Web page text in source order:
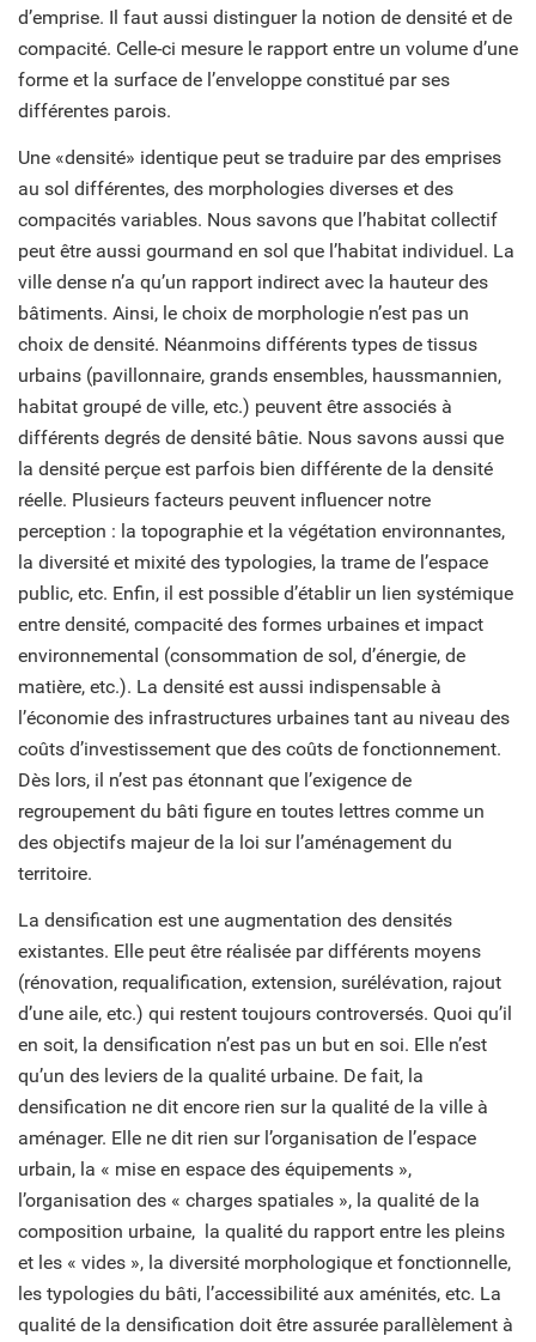
d’emprise. Il faut aussi distinguer la notion de densité et de
compacité. Celle-ci mesure le rapport entre un volume d’une
forme et la surface de l’enveloppe constitué par ses
différentes parois.
Une «densité» identique peut se traduire par des emprises
au sol différentes, des morphologies diverses et des
compacités variables. Nous savons que l’habitat collectif
peut être aussi gourmand en sol que l’habitat individuel. La
ville dense n’a qu’un rapport indirect avec la hauteur des
bâtiments. Ainsi, le choix de morphologie n’est pas un
choix de densité. Néanmoins différents types de tissus
urbains (pavillonnaire, grands ensembles, haussmannien,
habitat groupé de ville, etc.) peuvent être associés à
différents degrés de densité bâtie. Nous savons aussi que
la densité perçue est parfois bien différente de la densité
réelle. Plusieurs facteurs peuvent influencer notre
perception : la topographie et la végétation environnantes,
la diversité et mixité des typologies, la trame de l’espace
public, etc. Enfin, il est possible d’établir un lien systémique
entre densité, compacité des formes urbaines et impact
environnemental (consommation de sol, d’énergie, de
matière, etc.). La densité est aussi indispensable à
l’économie des infrastructures urbaines tant au niveau des
coûts d’investissement que des coûts de fonctionnement.
Dès lors, il n’est pas étonnant que l’exigence de
regroupement du bâti figure en toutes lettres comme un
des objectifs majeur de la loi sur l’aménagement du
territoire.
La densification est une augmentation des densités
existantes. Elle peut être réalisée par différents moyens
(rénovation, requalification, extension, surélévation, rajout
d’une aile, etc.) qui restent toujours controversés. Quoi qu’il
en soit, la densification n’est pas un but en soi. Elle n’est
qu’un des leviers de la qualité urbaine. De fait, la
densification ne dit encore rien sur la qualité de la ville à
aménager. Elle ne dit rien sur l’organisation de l’espace
urbain, la « mise en espace des équipements »,
l’organisation des « charges spatiales », la qualité de la
composition urbaine, la qualité du rapport entre les pleins
et les « vides », la diversité morphologique et fonctionnelle,
les typologies du bâti, l’accessibilité aux aménités, etc. La
qualité de la densification doit être assurée parallèlement à